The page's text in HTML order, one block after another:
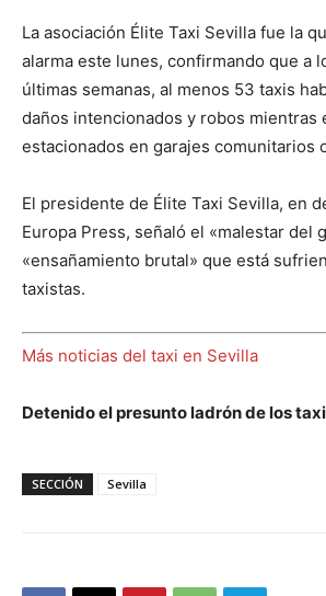
La asociación Élite Taxi Sevilla fue la
alarma este lunes, confirmando que a
últimas semanas, al menos 53 taxis
daños intencionados y robos mientras
estacionados en garajes comunitarios
El presidente de Élite Taxi Sevilla, en
Europa Press, señaló el «malestar del
«ensañamiento brutal» que está
taxistas.
Más noticias del taxi en Sevilla
Detenido el presunto ladrón de los
SECCIÓN Sevilla